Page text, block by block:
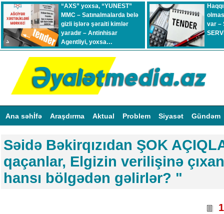
“AXS” yoxsa, “YUNEST”
MMC – Satınalmalarda belə
gizli işlərə şəraiti kimlər
yaradır – Antinhisar
Agentliyi, yoxsa…
var –
Ana səhİfə Araşdırma Aktual Problem Siyasət Gündəm
Səidə Bəkirqızıdan ŞOK
qaçanlar, Elgizin verilişinə
hansı bölgədən gəlirlər? "